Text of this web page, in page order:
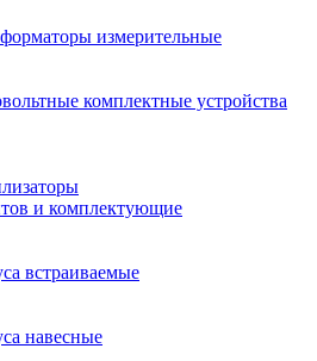
измерительные
комплектные устройства
и комплектующие
встраиваемые
навесные